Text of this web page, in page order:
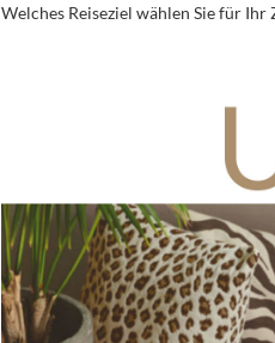
Welches Reiseziel wählen Sie für Ihr